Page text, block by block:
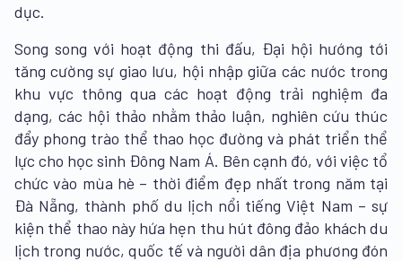
dục.
Song song với hoạt động thi đấu, Đại hội hướng tới
tăng cường sự giao lưu, hội nhập giữa các nước trong
khu vực thông qua các hoạt động trải nghiệm đa
dạng, các hội thảo nhằm thảo luận, nghiên cứu thúc
đẩy phong trào thể thao học đường và phát triển thể
lực cho học sinh Đông Nam Á. Bên cạnh đó, với việc tổ
chức vào mùa hè – thời điểm đẹp nhất trong năm tại
Đà Nẵng, thành phố du lịch nổi tiếng Việt Nam – sự
kiện thể thao này hứa hẹn thu hút đông đảo khách du
lịch trong nước, quốc tế và người dân địa phương đón